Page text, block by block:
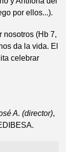
por ellos...).
nosotros (Hb 7,
da la vida. El
celebrar
A. (director),